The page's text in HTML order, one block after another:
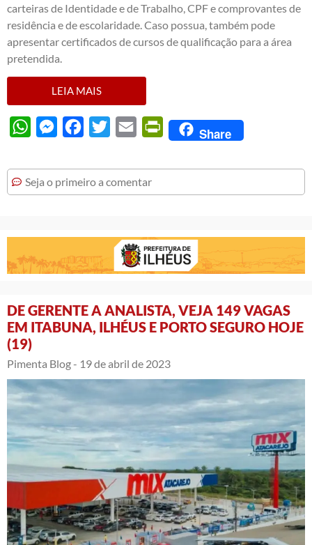
carteiras de Identidade e de Trabalho, CPF e comprovantes de
residência e de escolaridade. Caso possua, também pode
apresentar certificados de cursos de qualificação para a área
pretendida.
LEIA MAIS
WhatsAppMessengerFacebook
Twitter Email PrintFriendly
Share
Seja o primeiro a comentar
DE GERENTE A ANALISTA, VEJA 149 VAGAS
EM ITABUNA, ILHÉUS E PORTO SEGURO HOJE
(19)
Pimenta Blog - 19 de abril de 2023